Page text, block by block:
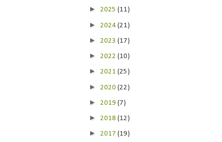
► 2025(11)
► 2024(21)
► 2023(17)
► 2022(10)
► 2021(25)
► 2020(22)
► 2019(7)
► 2018(12)
► 2017(19)